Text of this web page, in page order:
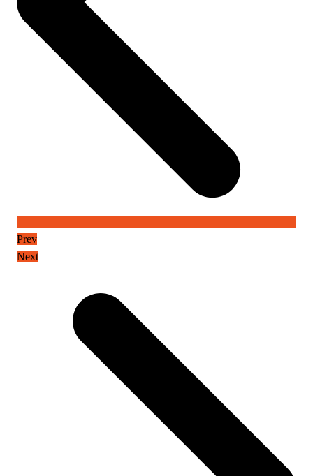
Prev
Next